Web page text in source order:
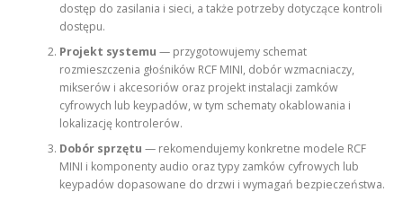
dostęp do zasilania i sieci, a także potrzeby dotyczące kontroli
dostępu.
Projekt systemu — przygotowujemy schemat
rozmieszczenia głośników RCF MINI, dobór wzmacniaczy,
mikserów i akcesoriów oraz projekt instalacji zamków
cyfrowych lub keypadów, w tym schematy okablowania i
lokalizację kontrolerów.
Dobór sprzętu — rekomendujemy konkretne modele RCF
MINI i komponenty audio oraz typy zamków cyfrowych lub
keypadów dopasowane do drzwi i wymagań bezpieczeństwa.